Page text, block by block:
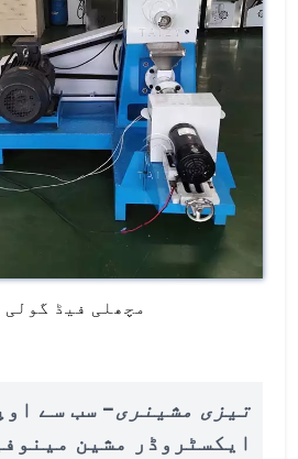
مچھلی فیڈ گولی
تیزی مشینری- سب سے
ایکسٹروڈر مشین